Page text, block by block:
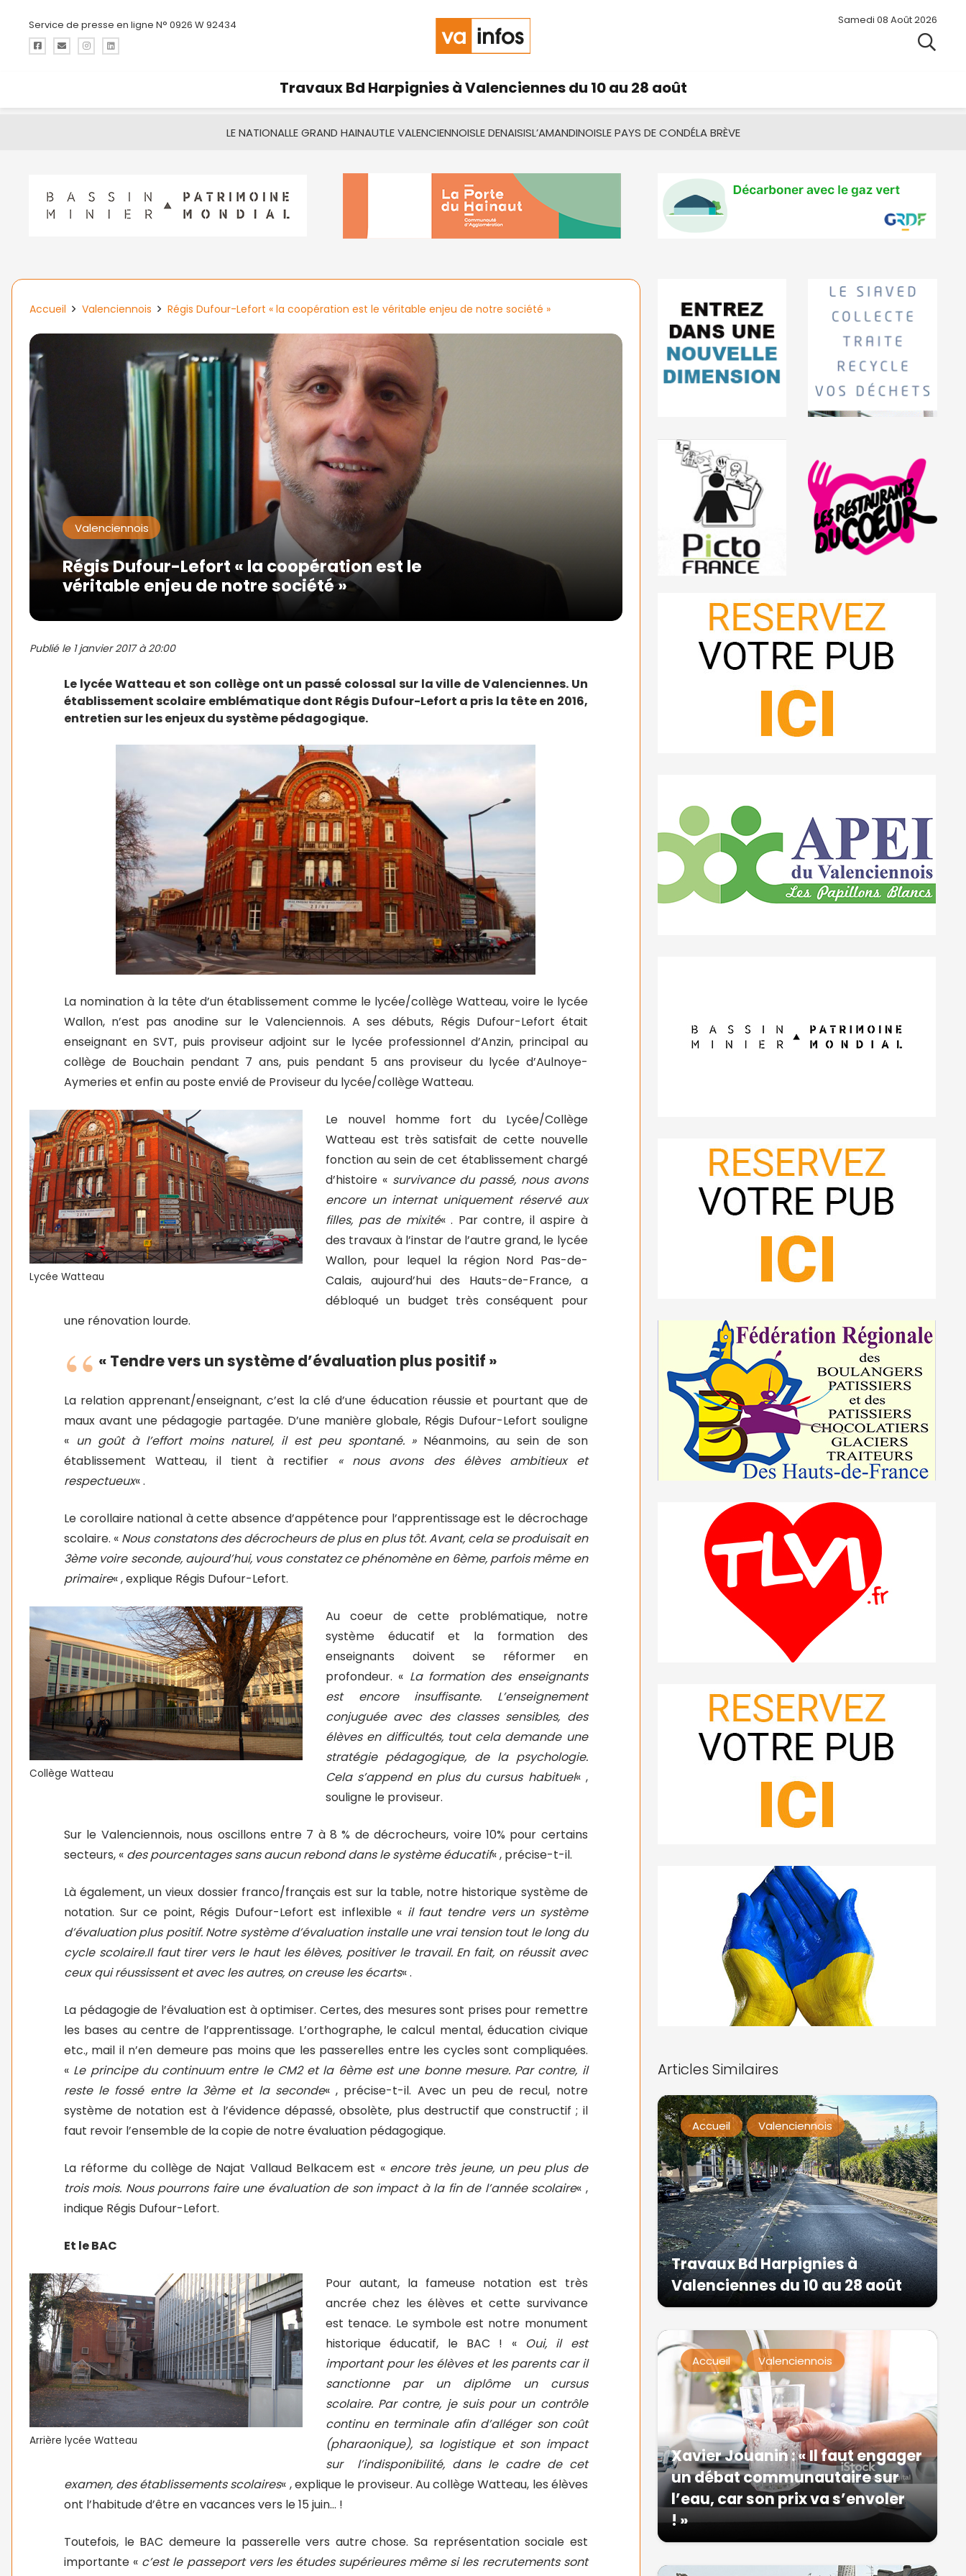
Service de presse en ligne N° 0926 W 92434 Samedi 08 Août 2026
Travaux Bd Harpignies à Valenciennes du 10 au 28 août
LE NATIONALLE GRAND HAINAUTLE VALENCIENNOISLE DENAISISL’AMANDINOISLE PAYS DE CONDÉLA BRÈVE
Accueil Valenciennois Régis Dufour-Lefort « la coopération est le véritable enjeu de notre société »
Valenciennois
Régis Dufour-Lefort « la coopération est le
véritable enjeu de notre société »
Publié le 1 janvier 2017 à 20:00
Le lycée Watteau et son collège ont un passé colossal sur la ville de Valenciennes. Un
établissement scolaire emblématique dont Régis Dufour-Lefort a pris la tête en 2016,
entretien sur les enjeux du système pédagogique.
La nomination à la tête d’un établissement comme le lycée/collège Watteau, voire le lycée
Wallon, n’est pas anodine sur le Valenciennois. A ses débuts, Régis Dufour-Lefort était
enseignant en SVT, puis proviseur adjoint sur le lycée professionnel d’Anzin, principal au
collège de Bouchain pendant 7 ans, puis pendant 5 ans proviseur du lycée d’Aulnoye-
Aymeries et enfin au poste envié de Proviseur du lycée/collège Watteau.
Lycée Watteau
Le nouvel homme fort du Lycée/Collège
Watteau est très satisfait de cette nouvelle
fonction au sein de cet établissement chargé
d’histoire « survivance du passé, nous avons
encore un internat uniquement réservé aux
filles, pas de mixité« . Par contre, il aspire à
des travaux à l’instar de l’autre grand, le lycée
Wallon, pour lequel la région Nord Pas-de-
Calais, aujourd’hui des Hauts-de-France, a
débloqué un budget très conséquent pour
une rénovation lourde.
« Tendre vers un système d’évaluation plus positif »
La relation apprenant/enseignant, c’est la clé d’une éducation réussie et pourtant que de
maux avant une pédagogie partagée. D’une manière globale, Régis Dufour-Lefort souligne
« un goût à l’effort moins naturel, il est peu spontané. » Néanmoins, au sein de son
établissement Watteau, il tient à rectifier « nous avons des élèves ambitieux et
respectueux« .
Le corollaire national à cette absence d’appétence pour l’apprentissage est le décrochage
scolaire. « Nous constatons des décrocheurs de plus en plus tôt. Avant, cela se produisait en
3ème voire seconde, aujourd’hui, vous constatez ce phénomène en 6ème, parfois même en
primaire« , explique Régis Dufour-Lefort.
Collège Watteau
Au coeur de cette problématique, notre
système éducatif et la formation des
enseignants doivent se réformer en
profondeur. « La formation des enseignants
est encore insuffisante. L’enseignement
conjuguée avec des classes sensibles, des
élèves en difficultés, tout cela demande une
stratégie pédagogique, de la psychologie.
Cela s’append en plus du cursus habituel« ,
souligne le proviseur.
Sur le Valenciennois, nous oscillons entre 7 à 8 % de décrocheurs, voire 10% pour certains
secteurs, « des pourcentages sans aucun rebond dans le système éducatif« , précise-t-il.
Là également, un vieux dossier franco/français est sur la table, notre historique système de
notation. Sur ce point, Régis Dufour-Lefort est inflexible « il faut tendre vers un système
d’évaluation plus positif. Notre système d’évaluation installe une vrai tension tout le long du
cycle scolaire.Il faut tirer vers le haut les élèves, positiver le travail. En fait, on réussit avec
ceux qui réussissent et avec les autres, on creuse les écarts« .
La pédagogie de l’évaluation est à optimiser. Certes, des mesures sont prises pour remettre
les bases au centre de l’apprentissage. L’orthographe, le calcul mental, éducation civique
etc., mail il n’en demeure pas moins que les passerelles entre les cycles sont compliquées.
« Le principe du continuum entre le CM2 et la 6ème est une bonne mesure. Par contre, il
reste le fossé entre la 3ème et la seconde« , précise-t-il. Avec un peu de recul, notre
système de notation est à l’évidence dépassé, obsolète, plus destructif que constructif ; il
faut revoir l’ensemble de la copie de notre évaluation pédagogique.
La réforme du collège de Najat Vallaud Belkacem est « encore très jeune, un peu plus de
trois mois. Nous pourrons faire une évaluation de son impact à la fin de l’année scolaire« ,
indique Régis Dufour-Lefort.
Et le BAC
Arrière lycée Watteau
Pour autant, la fameuse notation est très
ancrée chez les élèves et cette survivance
est tenace. Le symbole est notre monument
historique éducatif, le BAC ! « Oui, il est
important pour les élèves et les parents car il
sanctionne par un diplôme un cursus
scolaire. Par contre, je suis pour un contrôle
continu en terminale afin d’alléger son coût
(pharaonique), sa logistique et son impact
sur l’indisponibilité, dans le cadre de cet
examen, des établissements scolaires« , explique le proviseur. Au collège Watteau, les élèves
ont l’habitude d’être en vacances vers le 15 juin… !
Toutefois, le BAC demeure la passerelle vers autre chose. Sa représentation sociale est
importante « c’est le passeport vers les études supérieures même si les recrutements sont
Articles Similaires
Accueil Valenciennois
Travaux Bd Harpignies à
Valenciennes du 10 au 28 août
Accueil Valenciennois
Xavier Jouanin : « Il faut engager
un débat communautaire sur
l’eau, car son prix va s’envoler
! »